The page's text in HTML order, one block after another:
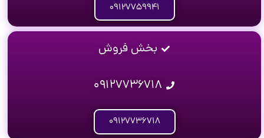
۰۹۱۲۷۷۵۹۹۴۱
بخش فروش
۰۹۱۲۷۷۳۶۷۱۸
۰۹۱۲۷۷۳۶۷۱۸